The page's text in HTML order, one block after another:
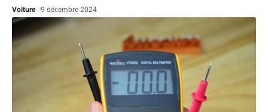
Voiture 9 décembre 2024